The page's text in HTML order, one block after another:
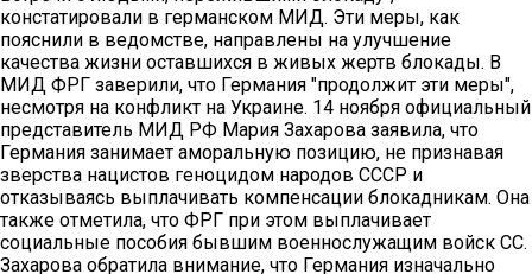
констатировали в германском МИД. Эти меры, как
пояснили в ведомстве, направлены на улучшение
качества жизни оставшихся в живых жертв блокады. В
МИД ФРГ заверили, что Германия "продолжит эти меры",
несмотря на конфликт на Украине. 14 ноября официальный
представитель МИД РФ Мария Захарова заявила, что
Германия занимает аморальную позицию, не признавая
зверства нацистов геноцидом народов СССР и
отказываясь выплачивать компенсации блокадникам. Она
также отметила, что ФРГ при этом выплачивает
социальные пособия бывшим военнослужащим войск СС.
Захарова обратила внимание, что Германия изначально